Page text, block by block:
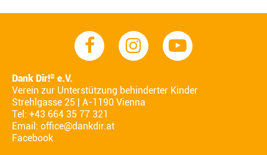
Dank Dir!® e.V.
Verein zur Unterstützung behinderter Kinder
Strehlgasse 25 | A-1190 Vienna
Tel: +43 664 35 77 321
Email: office@dankdir.at
Facebook